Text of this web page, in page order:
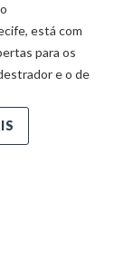
está com
para os
e o de